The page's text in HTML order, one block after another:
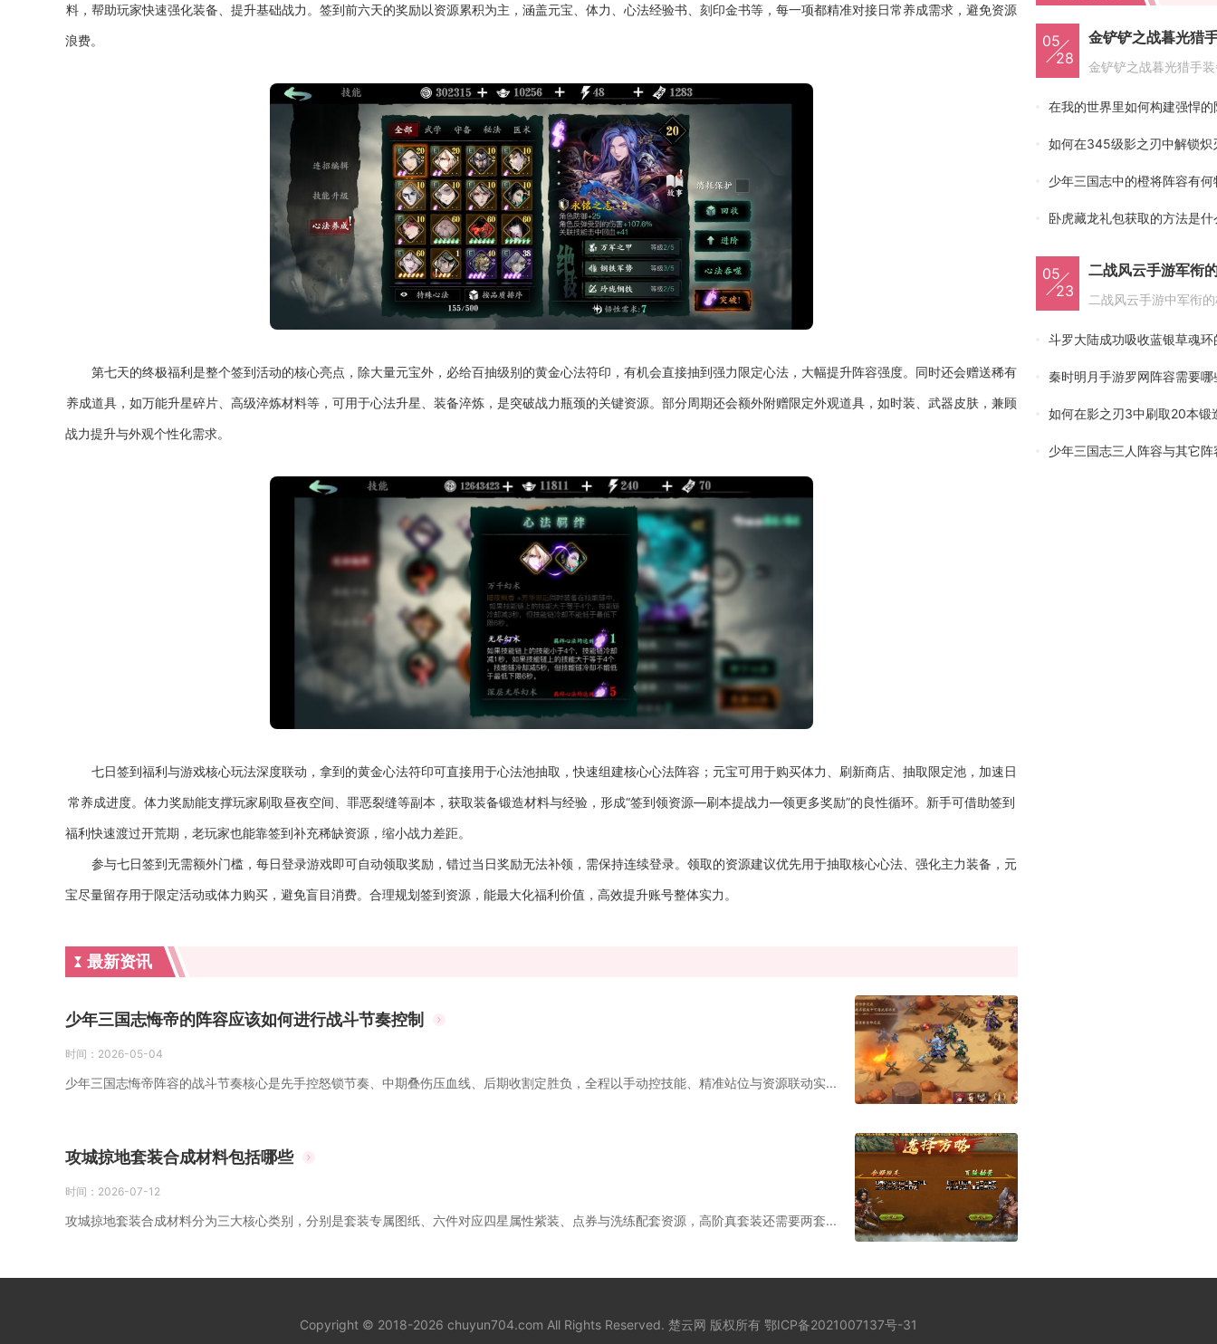
料，帮助玩家快速强化装备、提升基础战力。签到前六天的奖励以资源累积为主，涵盖元宝、体力、心法经验书、刻印金书等，每一项都精准对接日常养成需求，避免资源
浪费。
第七天的终极福利是整个签到活动的核心亮点，除大量元宝外，必给百抽级别的黄金心法符印，有机会直接抽到强力限定心法，大幅提升阵容强度。同时还会赠送稀有
养成道具，如万能升星碎片、高级淬炼材料等，可用于心法升星、装备淬炼，是突破战力瓶颈的关键资源。部分周期还会额外附赠限定外观道具，如时装、武器皮肤，兼顾
战力提升与外观个性化需求。
七日签到福利与游戏核心玩法深度联动，拿到的黄金心法符印可直接用于心法池抽取，快速组建核心心法阵容；元宝可用于购买体力、刷新商店、抽取限定池，加速日
常养成进度。体力奖励能支撑玩家刷取昼夜空间、罪恶裂缝等副本，获取装备锻造材料与经验，形成“签到领资源—刷本提战力—领更多奖励”的良性循环。新手可借助签到
福利快速渡过开荒期，老玩家也能靠签到补充稀缺资源，缩小战力差距。
参与七日签到无需额外门槛，每日登录游戏即可自动领取奖励，错过当日奖励无法补领，需保持连续登录。领取的资源建议优先用于抽取核心心法、强化主力装备，元
宝尽量留存用于限定活动或体力购买，避免盲目消费。合理规划签到资源，能最大化福利价值，高效提升账号整体实力。
最新资讯
少年三国志悔帝的阵容应该如何进行战斗节奏控制
时间： 2026-05-04
少年三国志悔帝阵容的战斗节奏核心是先手控怒锁节奏、中期叠伤压血线、后期收割定胜负，全程以手动控技能、精准站位与资源联动实...
攻城掠地套装合成材料包括哪些
时间： 2026-07-12
攻城掠地套装合成材料分为三大核心类别，分别是套装专属图纸、六件对应四星属性紫装、点券与洗练配套资源，高阶真套装还需要两套...
05
28
金铲铲之战暮光猎
在我的世界里如何构建强悍的
如何在345级影之刃中解锁炽
少年三国志中的橙将阵容有何
卧虎藏龙礼包获取的方法是什
05
23
二战风云手游军衔
斗罗大陆成功吸收蓝银草魂
秦时明月手游罗网阵容需要哪
如何在影之刃3中刷取20本锻
少年三国志三人阵容与其它
Copyright © 2018-2026 chuyun704.com All Rights Reserved. 楚云网 版权所有 鄂ICP备2021007137号-31